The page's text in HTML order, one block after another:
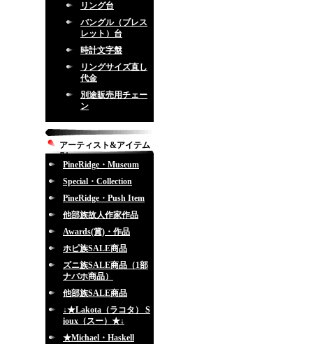
リング台
バングル（ブレス
レット）台
時計文字盤
リングサイズ直し
代金
別途販売用チェー
ン
アーティスト&アイテム
別
PineRidge・Museum
Special・Collection
PineRidge・Push Item
他部族故人作家作品
Awards(賞)・作品
ホピ族SALE商品
ズニ族SALE商品（1部
ナバホ商品）
他部族SALE商品
↓★Lakota（ラコタ） S
ioux（スー）★↓
★Michael・Haskell